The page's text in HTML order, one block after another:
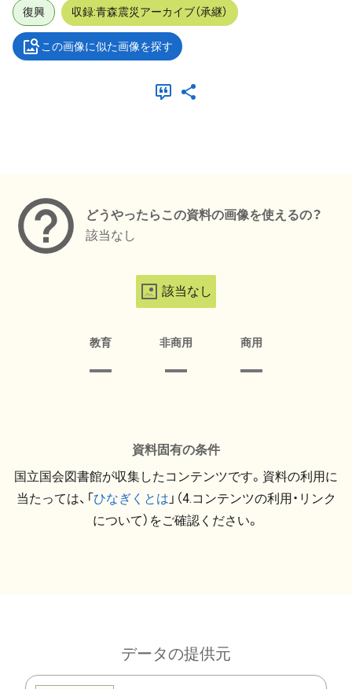
復興 収録:青森震災アーカイブ（承継）
この画像に似た画像を探す
どうやったらこの資料の画像を使えるの？
該当なし
該当なし
教育 非商用 商用
資料固有の条件
国立国会図書館が収集したコンテンツです。資料の利用に
当たっては、「ひなぎくとは 」（4.コンテンツの利用・リンク
について）をご確認ください。
データの提供元